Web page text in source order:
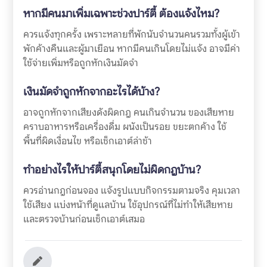
หากมีคนมาเพิ่มเฉพาะช่วงปาร์ตี้ ต้องแจ้งไหม?
ควรแจ้งทุกครั้ง เพราะหลายที่พักนับจำนวนคนรวมทั้งผู้เข้า
พักค้างคืนและผู้มาเยือน หากมีคนเกินโดยไม่แจ้ง อาจมีค่า
ใช้จ่ายเพิ่มหรือถูกหักเงินมัดจำ
เงินมัดจำถูกหักจากอะไรได้บ้าง?
อาจถูกหักจากเสียงดังผิดกฎ คนเกินจำนวน ของเสียหาย
คราบอาหารหรือเครื่องดื่ม ผนังเป็นรอย ขยะตกค้าง ใช้
พื้นที่ผิดเงื่อนไข หรือเช็กเอาต์ล่าช้า
ทำอย่างไรให้ปาร์ตี้สนุกโดยไม่ผิดกฎบ้าน?
ควรอ่านกฎก่อนจอง แจ้งรูปแบบกิจกรรมตามจริง คุมเวลา
ใช้เสียง แบ่งหน้าที่ดูแลบ้าน ใช้อุปกรณ์ที่ไม่ทำให้เสียหาย
และตรวจบ้านก่อนเช็กเอาต์เสมอ